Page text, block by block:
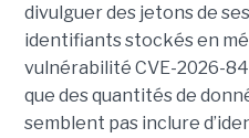
divulguer des jetons de
identifiants stockés en
vulnérabilité CVE-2026-
que des quantités de
semblent pas inclure